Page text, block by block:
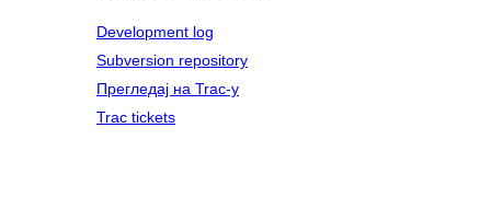
Development log
Subversion repository
Прегледај на Trac-у
Trac tickets